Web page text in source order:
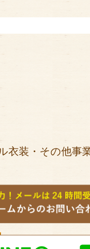
衣装・その他事